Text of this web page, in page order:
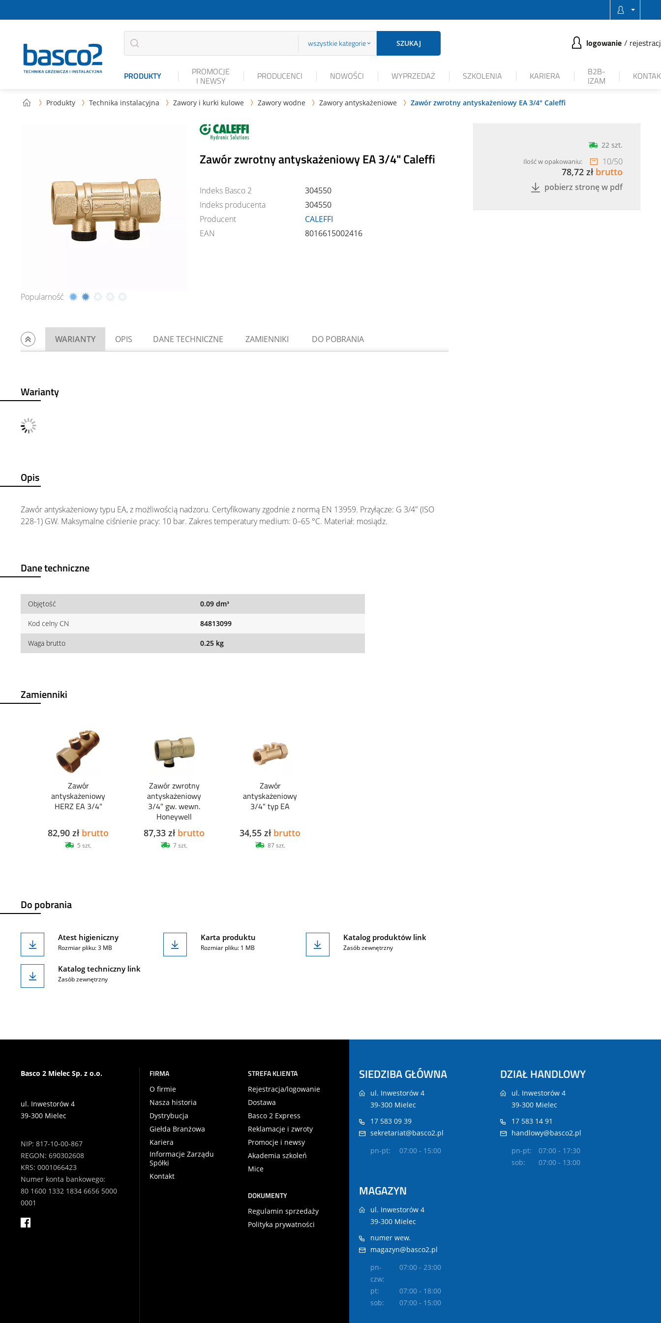
wszystkie kategorie SZUKAJ logowanie
PRODUKTY PROMOCJE
I NEWSY PRODUCENCI NOWOŚCI WYPRZEDAŻ SZKOLENIA KARIERA B2B-
IZAM
 Produkty  Technika instalacyjna  Zawory i kurki kulowe  Zawory wodne  Zawory antyskażeniowe  Zawór zwrotny antyskażeniowy EA 3/4" Caleffi
Popularność
Zawór zwrotny antyskażeniowy EA 3/4" Caleffi
Indeks Basco 2
304550
Indeks producenta
304550
Producent
CALEFFI
EAN
8016615002416
22 szt.
Ilość w opakowaniu: 10/50
78,72 zł brutto
pobierz stronę w pdf
WARIANTY OPIS DANE TECHNICZNE ZAMIENNIKI DO POBRANIA
Warianty
Opis
Zawór antyskażeniowy typu EA, z możliwością nadzoru. Certyfikowany zgodnie z normą EN 13959. Przyłącze: G 3/4" (ISO
228-1) GW. Maksymalne ciśnienie pracy: 10 bar. Zakres temperatury medium: 0–65 °C. Materiał: mosiądz.
Dane techniczne
Objętość 0.09 dm³
Kod celny CN 84813099
Waga brutto 0.25 kg
Zamienniki
Zawór
antyskażeniowy
HERZ EA 3/4"
82,90 zł brutto
5 szt.
Zawór zwrotny
antyskażeniowy
3/4" gw. wewn.
Honeywell
87,33 zł brutto
7 szt.
Zawór
antyskażeniowy
3/4" typ EA
34,55 zł brutto
87 szt.
Do pobrania
Atest higieniczny
Rozmiar pliku: 3 MB
Karta produktu
Rozmiar pliku: 1 MB
Katalog produktów link
Zasób zewnętrzny
Katalog techniczny link
Zasób zewnętrzny
Basco 2 Mielec Sp. z o.o.
ul. Inwestorów 4
39-300 Mielec
NIP: 817-10-00-867
REGON: 690302608
KRS: 0001066423
Numer konta bankowego:
80 1600 1332 1834 6656 5000
0001
FIRMA
O firmie
Nasza historia
Dystrybucja
Giełda Branżowa
Kariera
Informacje Zarządu
Spółki
Kontakt
STREFA KLIENTA
Rejestracja/logowanie
Dostawa
Basco 2 Express
Reklamacje i zwroty
Promocje i newsy
Akademia szkoleń
Mice
DOKUMENTY
Regulamin sprzedaży
Polityka prywatności
SIEDZIBA GŁÓWNA
ul. Inwestorów 4
39-300 Mielec
17 583 09 39
sekretariat@basco2.pl
pn-pt:
07:00 - 15:00
DZIAŁ HANDLOWY
ul. Inwestorów 4
39-300 Mielec
17 583 14 91
handlowy@basco2.pl
pn-pt:
07:00 - 17:30
sob:
07:00 - 13:00
MAGAZYN
ul. Inwestorów 4
39-300 Mielec
numer wew.
magazyn@basco2.pl
pn-
czw:
07:00 - 23:00
pt:
07:00 - 18:00
sob:
07:00 - 15:00